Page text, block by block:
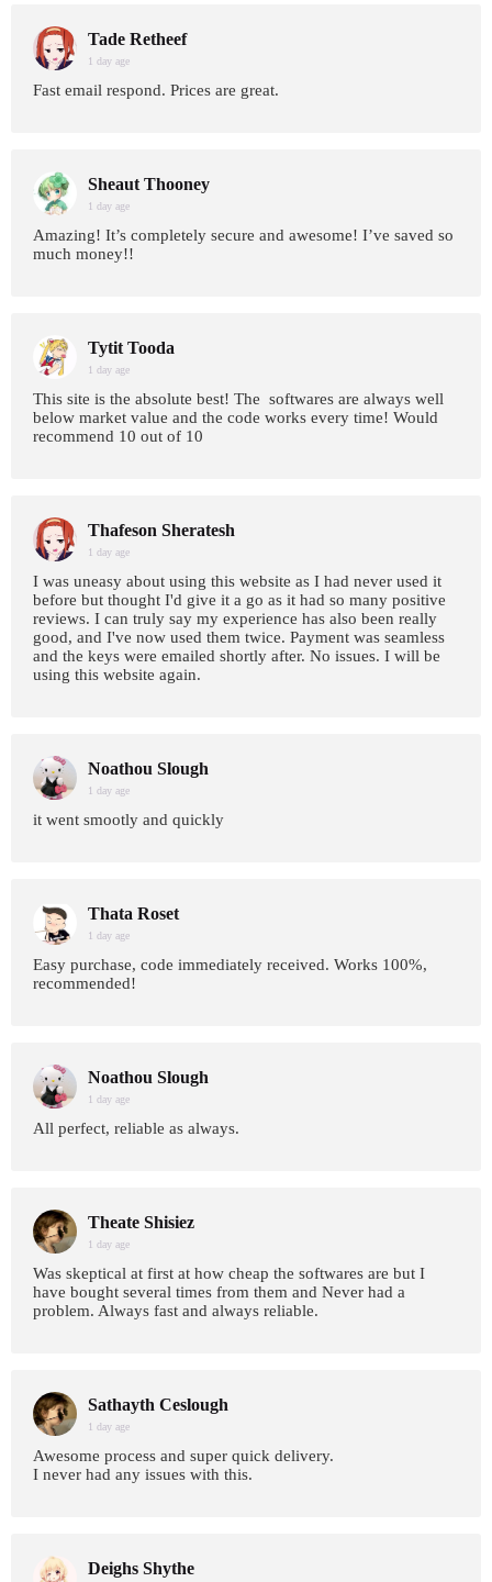
Tade Retheef
1 day age
Fast email respond. Prices are great.
Sheaut Thooney
1 day age
Amazing! It’s completely secure and awesome! I’ve saved so
much money!!
Tytit Tooda
1 day age
This site is the absolute best! The softwares are always well
below market value and the code works every time! Would
recommend 10 out of 10
Thafeson Sheratesh
1 day age
I was uneasy about using this website as I had never used it
before but thought I'd give it a go as it had so many positive
reviews. I can truly say my experience has also been really
good, and I've now used them twice. Payment was seamless
and the keys were emailed shortly after. No issues. I will be
using this website again.
Noathou Slough
1 day age
it went smootly and quickly
Thata Roset
1 day age
Easy purchase, code immediately received. Works 100%,
recommended!
Noathou Slough
1 day age
All perfect, reliable as always.
Theate Shisiez
1 day age
Was skeptical at first at how cheap the softwares are but I
have bought several times from them and Never had a
problem. Always fast and always reliable.
Sathayth Ceslough
1 day age
Awesome process and super quick delivery.
I never had any issues with this.
Deighs Shythe